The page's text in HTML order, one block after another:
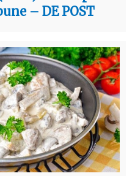
– DE POST